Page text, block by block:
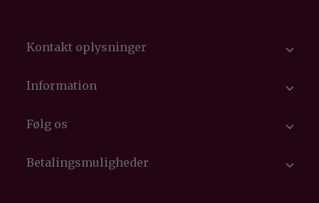
Kontakt oplysninger 
Information 
Følg os 
Betalingsmuligheder 